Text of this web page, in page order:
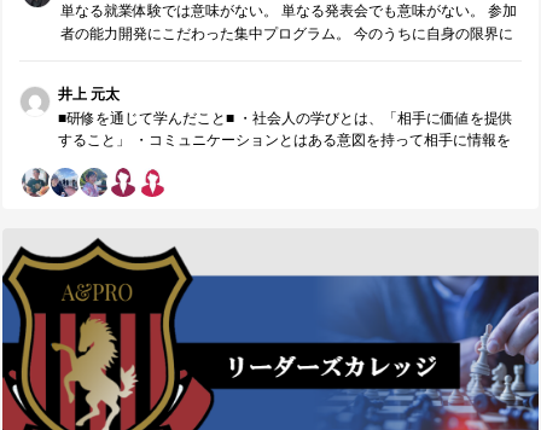
単なる就業体験では意味がない。 単なる発表会でも意味がない。 参加
者の能力開発にこだわった集中プログラム。 今のうちに自身の限界に
あるリーダーのための特別プログラムです。
井上 元太
■研修を通じて学んだこと■ ・社会人の学びとは、「相手に価値を提供
すること」 ・コミュニケーションとはある意図を持って相手に情報を
伝える ・「リーダー」は自身の弱みに向き合うべきである ・「数値
聞き手次第 ・目標はSMART＋Cで設定する ・コーチングは「ヘルプ」
ではなく「サポート」 ・ノルマをコミットメントにする ・「できな
い」ではなく「どうやったらできるか」 ・イメージを変えると目標を
超える ・リーダーは準備のできている人がなるべき ■研修を通じて気
付けたこと、今後に役立てられること■ ①「リーダーは準備ができてい
る人がなるべき」 私はこれまでリーダーは推薦された人がなるべきで
あると考えていました。 中学・高校の部活など今までの経験を振り返
ると、リーダーは「周りをまとめるのが上手い人」、「周りからの人
望がある人」がなっていたように思うからです。そして自分は元から